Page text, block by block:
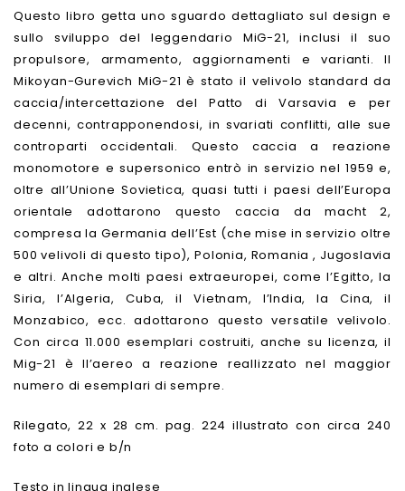
Questo libro getta uno sguardo dettagliato sul design e
sullo sviluppo del leggendario MiG-21, inclusi il suo
propulsore, armamento, aggiornamenti e varianti. Il
Mikoyan-Gurevich MiG-21 è stato il velivolo standard da
caccia/intercettazione del Patto di Varsavia e per
decenni, contrapponendosi, in svariati conflitti, alle sue
controparti occidentali. Questo caccia a reazione
monomotore e supersonico entrò in servizio nel 1959 e,
oltre all’Unione Sovietica, quasi tutti i paesi dell’Europa
orientale adottarono questo caccia da macht 2,
compresa la Germania dell’Est (che mise in servizio oltre
500 velivoli di questo tipo), Polonia, Romania , Jugoslavia
e altri. Anche molti paesi extraeuropei, come l’Egitto, la
Siria, l’Algeria, Cuba, il Vietnam, l’India, la Cina, il
Monzabico, ecc. adottarono questo versatile velivolo.
Con circa 11.000 esemplari costruiti, anche su licenza, il
Mig-21 è ll’aereo a reazione reallizzato nel maggior
numero di esemplari di sempre.
Rilegato, 22 x 28 cm. pag. 224 illustrato con circa 240
foto a colori e b/n
Testo in lingua inglese